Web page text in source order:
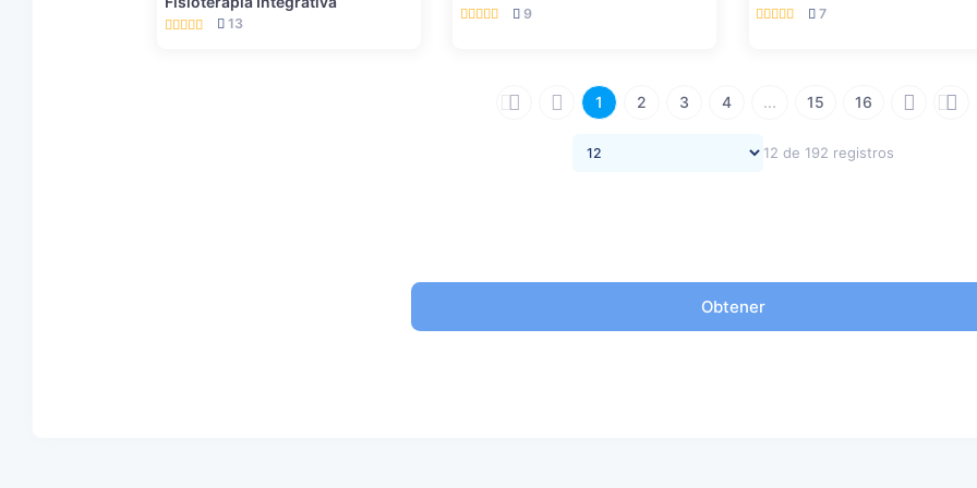
13
9 7
1 2 3 4 ... 15 16
12 de 192 registros
Obtener